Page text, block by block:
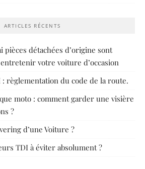
ARTICLES RÉCENTS
pièces détachées d’origine sont
votre voiture d’occasion
règlementation du code de la route.
moto : comment garder une visière
?
d’une Voiture ?
TDI à éviter absolument ?